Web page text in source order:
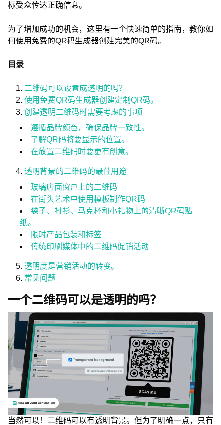
标受众传达正确信息。
为了增加成功的机会，这里有一个快速简单的指南，教你如
何使用免费的QR码生成器创建完美的QR码。
目录
二维码可以设置成透明的吗？
使用免费QR码生成器创建定制QR码。
创建透明二维码时需要考虑的事项
遵循品牌颜色，确保品牌一致性。
了解QR码将要显示的位置。
在放置二维码时要更有创意。
透明背景的二维码的最佳用途
玻璃店面窗户上的二维码
在街头艺术中使用模板制作QR码
袋子、衬衫、马克杯和小礼物上的清晰QR码贴
纸。
限时产品包装和标签
传统印刷媒体中的二维码促销活动
透明度是营销活动的转变。
常见问题
一个二维码可以是透明的吗？
当然可以！二维码可以有透明背景。但为了明确一点，只有